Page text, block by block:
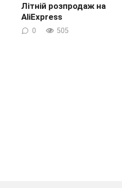
Літній розпродаж на
AliExpress
0 505